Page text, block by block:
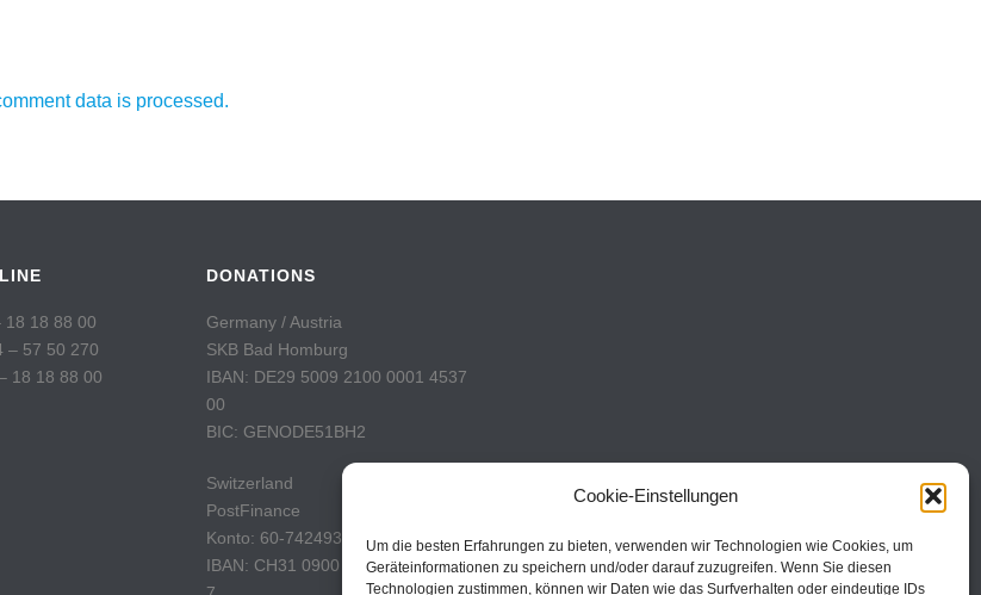
Cookie-Einstellungen
Um die besten Erfahrungen zu bieten, verwenden wir Technologien wie Cookies, um
Geräteinformationen zu speichern und/oder darauf zuzugreifen. Wenn Sie diesen
Technologien zustimmen, können wir Daten wie das Surfverhalten oder eindeutige IDs
data is processed.
18 18 88 00
– 57 50 270
18 18 88 00
DONATIONS
Germany / Austria
SKB Bad Homburg
IBAN: DE29 5009 2100 0001 4537
00
BIC: GENODE51BH2
Switzerland
PostFinance
Konto: 60-742493-7
IBAN: CH31 0900 0000 6074 2493